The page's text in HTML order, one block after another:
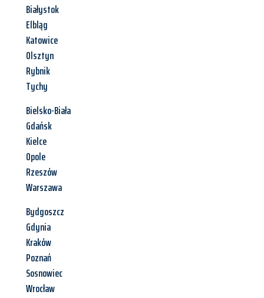
Białystok
Elbląg
Katowice
Olsztyn
Rybnik
Tychy
Bielsko-Biała
Gdańsk
Kielce
Opole
Rzeszów
Warszawa
Bydgoszcz
Gdynia
Kraków
Poznań
Sosnowiec
Wrocław